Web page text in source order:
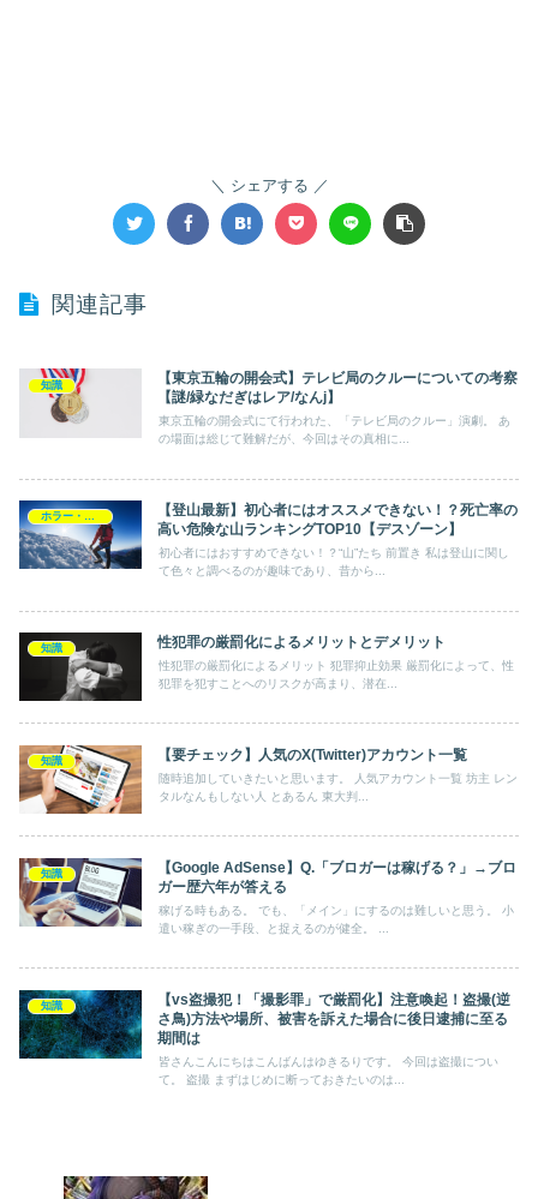
シェアする
関連記事
知識
【東京五輪の開会式】テレビ局のクルーについての考察
【謎/緑なだぎはレア/なんj】
東京五輪の開会式にて行われた、「テレビ局のクルー」演劇。 あ
の場面は総じて難解だが、今回はその真相に...
ホラー・ミステリー
【登山最新】初心者にはオススメできない！？死亡率の
高い危険な山ランキングTOP10【デスゾーン】
初心者にはおすすめできない！？“山”たち 前置き 私は登山に関し
て色々と調べるのが趣味であり、昔から...
知識 性犯罪の厳罰化によるメリットとデメリット
性犯罪の厳罰化によるメリット 犯罪抑止効果 厳罰化によって、性
犯罪を犯すことへのリスクが高まり、潜在...
知識 【要チェック】人気のX(Twitter)アカウント一覧
随時追加していきたいと思います。 人気アカウント一覧 坊主 レン
タルなんもしない人 とあるん 東大判...
知識
【Google AdSense】Q.「ブロガーは稼げる？」→ブロ
ガー歴六年が答える
稼げる時もある。 でも、「メイン」にするのは難しいと思う。 小
遣い稼ぎの一手段、と捉えるのが健全。 ...
知識
【vs盗撮犯！「撮影罪」で厳罰化】注意喚起！盗撮(逆
さ鳥)方法や場所、被害を訴えた場合に後日逮捕に至る
期間は
皆さんこんにちはこんばんはゆきるりです。 今回は盗撮につい
て。 盗撮 まずはじめに断っておきたいのは...